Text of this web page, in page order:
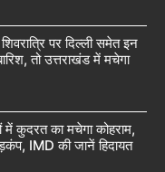
पर दिल्ली समेत इन
तो उत्तराखंड में मचेगा
का मचेगा कोहराम,
IMD की जानें हिदायत